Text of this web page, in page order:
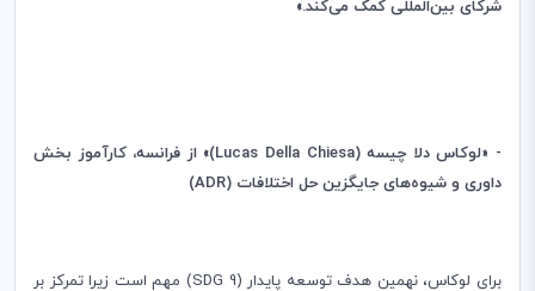
شرکای بین‌المللی کمک می‌کند.»
- «لوکاس دلا چیسه (Lucas Della Chiesa)» از فرانسه، کارآموز بخش
داوری و شیوه‌های جایگزین حل اختلافات (ADR)
برای لوکاس، نهمین هدف توسعه پایدار ((SDG 9 مهم است زیرا تمرکز بر